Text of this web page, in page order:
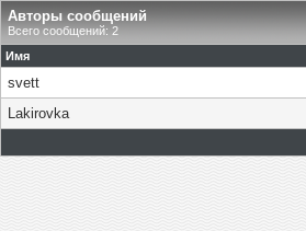
Авторы сообщений
Всего сообщений: 2
Имя
svett
Lakirovka